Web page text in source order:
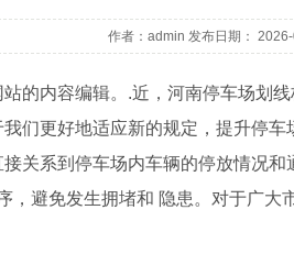
作者：admin 发布日期：
的内容编辑。.近，河南停车场划
们更好地适应新的规定，提升停车
关系到停车场内车辆的停放情况
，避免发生拥堵和 隐患。对于广